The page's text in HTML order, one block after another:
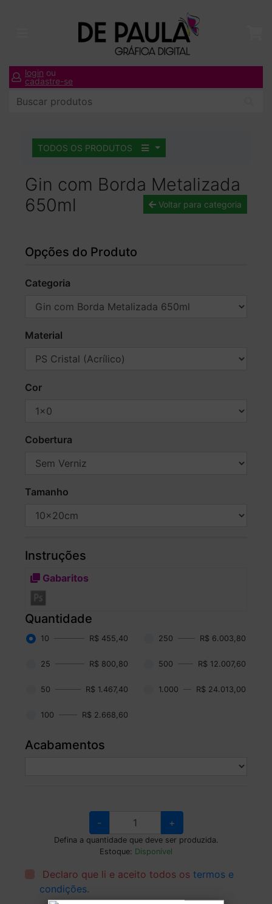
login ou
cadastre-se
TODOS OS PRODUTOS
Gin com Borda Metalizada
650ml
Voltar para categoria
Opções do Produto
Categoria
Material
Cor
Cobertura
Tamanho
Instruções
Gabaritos
Quantidade
10 R$ 455,40 250 R$ 6.003,80
25 R$ 800,80 500 R$ 12.007,60
50 R$ 1.467,40 1.000 R$ 24.013,00
100 R$ 2.668,60
Acabamentos
- +
Defina a quantidade que deve ser produzida.
Estoque: Disponível
Declaro que li e aceito todos ostermos e
condições.